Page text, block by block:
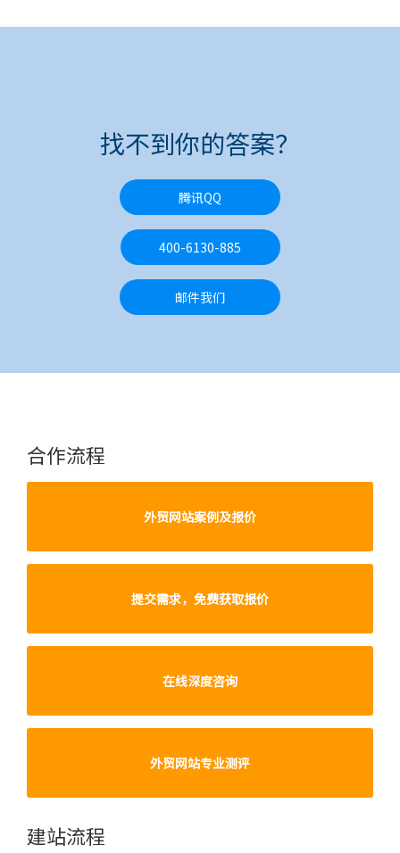
找不到你的答案？
腾讯QQ
400-6130-885
邮件我们
合作流程
外贸网站案例及报价
提交需求，免费获取报价
在线深度咨询
外贸网站专业测评
建站流程